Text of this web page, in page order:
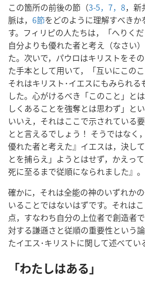
この箇所の前後の節（3-5， 7，8，新
脈は， 6節をどのように理解すべきか
す。フィリピの人たちは，「へりく
自分よりも優れた者と考え（なさい
た。次いで，パウロはキリストをそ
た手本として用いて，「互いにこの
それはキリスト･イエスにもみられる
した。心がけるべき「このこと」と
しくあることを強奪とは思わず」と
いいえ，それはここで示されている
とと言えるでしょう！ そうではなく
優れた者と考えた』イエスは，決し
とを捕らえ」ようとはせず，かえって
死に至るまで従順になられました』。
確かに，それは全能の神のいずれか
いることではないはずです。それは
点，すなわち自分の上位者で創造者
対する謙遜さと従順の重要性という
たイエス･キリストに関して述べてい
「わたしはある」